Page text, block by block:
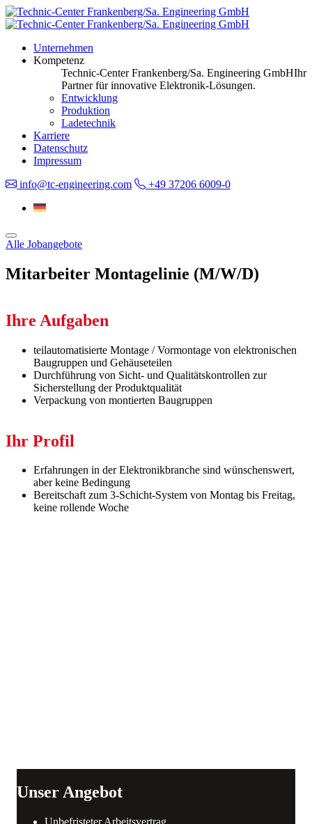
Unternehmen
Kompetenz
Technic-Center Frankenberg/Sa. Engineering GmbHIhr
Partner für innovative Elektronik-Lösungen.
Entwicklung
Produktion
Ladetechnik
Karriere
Datenschutz
Impressum
info@tc-engineering.com
+49 37206 6009-0
Alle Jobangebote
Mitarbeiter Montagelinie (M/W/D)
Ihre Aufgaben
teilautomatisierte Montage / Vormontage von elektronischen
Baugruppen und Gehäuseteilen
Durchführung von Sicht- und Qualitätskontrollen zur
Sicherstellung der Produktqualität
Verpackung von montierten Baugruppen
Ihr Profil
Erfahrungen in der Elektronikbranche sind wünschenswert,
aber keine Bedingung
Bereitschaft zum 3-Schicht-System von Montag bis Freitag,
keine rollende Woche
Unser Angebot
Unbefristeter Arbeitsvertrag